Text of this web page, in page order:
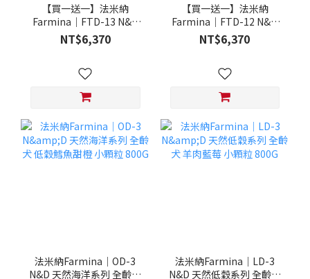
【買一送一】法米納
Farmina｜FTD-13 N&D
天然培育系列-全齡犬-頂級
鮭魚-潔牙顆粒 20KG §下
NT$6,370
【買一送一】法米納
Farmina｜FTD-12 N&D
天然培育系列-全齡犬-頂級
雞肉-潔牙顆粒 20KG §下
NT$6,370
法米納Farmina｜OD-3
N&D 天然海洋系列 全齡犬
法米納Farmina｜LD-3
N&D 天然低穀系列 全齡犬